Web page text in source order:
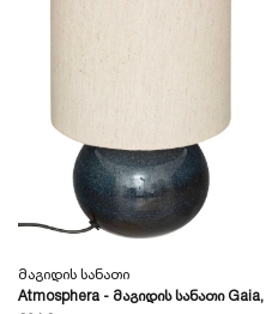
Მაგიდის Სანათი
Atmosphera - Მაგიდის Სანათი Gaia,